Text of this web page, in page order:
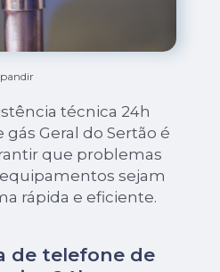
técnica 24h
gás Geral do Sertão é
que problemas
sejam
rápida e eficiente.
de telefone de